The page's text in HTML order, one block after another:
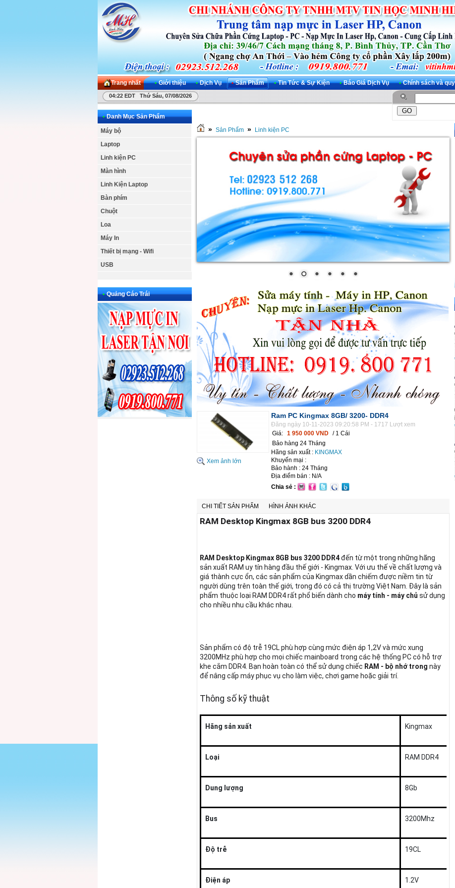
Trang nhất • Giới thiệu • Dịch Vụ • Sản Phẩm • Tin Tức & Sự Kiện • Báo Giá Dịch Vụ • Chính sách và
04:22 EDT Thứ Sáu, 07/08/2026
• Danh Mục Sản Phẩm
Máy bộ
Laptop
Linh kiện PC
Màn hình
Linh Kiện Laptop
Bàn phím
Chuột
Loa
Máy In
Thiết bị mạng - Wifi
USB
• Quảng Cáo Trái
» Sản Phẩm » Linh kiện PC
Xem ảnh lớn
Ram PC Kingmax 8GB/ 3200- DDR4
Đăng ngày 10-11-2023 09:20:58 PM - 1717 Lượt xem
Giá: 1 950 000 VND / 1 Cái
Bảo hàng 24 Tháng
Hãng sản xuất : KINGMAX
Khuyến mại :
Bảo hành : 24 Tháng
Địa điểm bán : N/A
Chia sẻ :
CHI TIẾT SẢN PHẨM HÌNH ẢNH KHÁC
RAM Desktop Kingmax 8GB bus 3200 DDR4
RAM Desktop Kingmax 8GB bus 3200 DDR4đến từ một trong những hãng
sản xuất RAM uy tín hàng đầu thế giới - Kingmax. Với ưu thế về chất lượng và
giá thành cực ổn, các sản phẩm của Kingmax dần chiếm được niềm tin từ
người dùng trên toàn thế giới, trong đó có cả thị trường Việt Nam. Đây là sản
phẩm thuộc loại RAM DDR4 rất phổ biến dành cho máy tính - máy chủ sử dụng
cho nhiều nhu cầu khác nhau.
Sản phẩm có độ trễ 19CL phù hợp cùng mức điện áp 1,2V và mức xung
3200MHz phù hợp cho mọi chiếc mainboard trong các hệ thống PC có hỗ trợ
khe cắm DDR4. Bạn hoàn toàn có thể sử dụng chiếc RAM - bộ nhớ trong này
để nâng cấp máy phục vụ cho làm việc, chơi game hoặc giải trí.
Thông số kỹ thuật
Hãng sản xuất Kingmax
Loại RAM DDR4
Dung lượng 8Gb
Bus 3200Mhz
Độ trễ 19CL
Điện áp 1.2V